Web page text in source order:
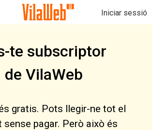
Iniciar sessió
te subscriptor
de VilaWeb
gratis. Pots llegir-ne tot el
sense pagar. Però això és